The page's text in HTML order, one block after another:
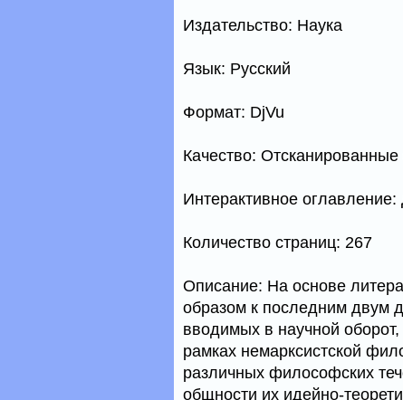
Издательство: Наука
Язык: Русский
Формат: DjVu
Качество:
Интерактивное оглавление:
Количество страниц: 267
Описание: На основе
образом к последним двум
вводимых в научной
рамках немарксистской
различных философских
общности их идейно-